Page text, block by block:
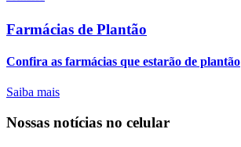
Farmácias de Plantão
Confira as farmácias que estarão de plantão
Saiba mais
Nossas notícias no celular